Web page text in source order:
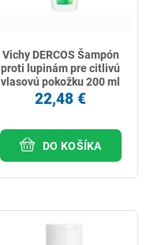
Vichy DERCOS Šampón
proti lupinám pre citlivú
vlasovú pokožku 200 ml
22,48 €
DO KOŠÍKA